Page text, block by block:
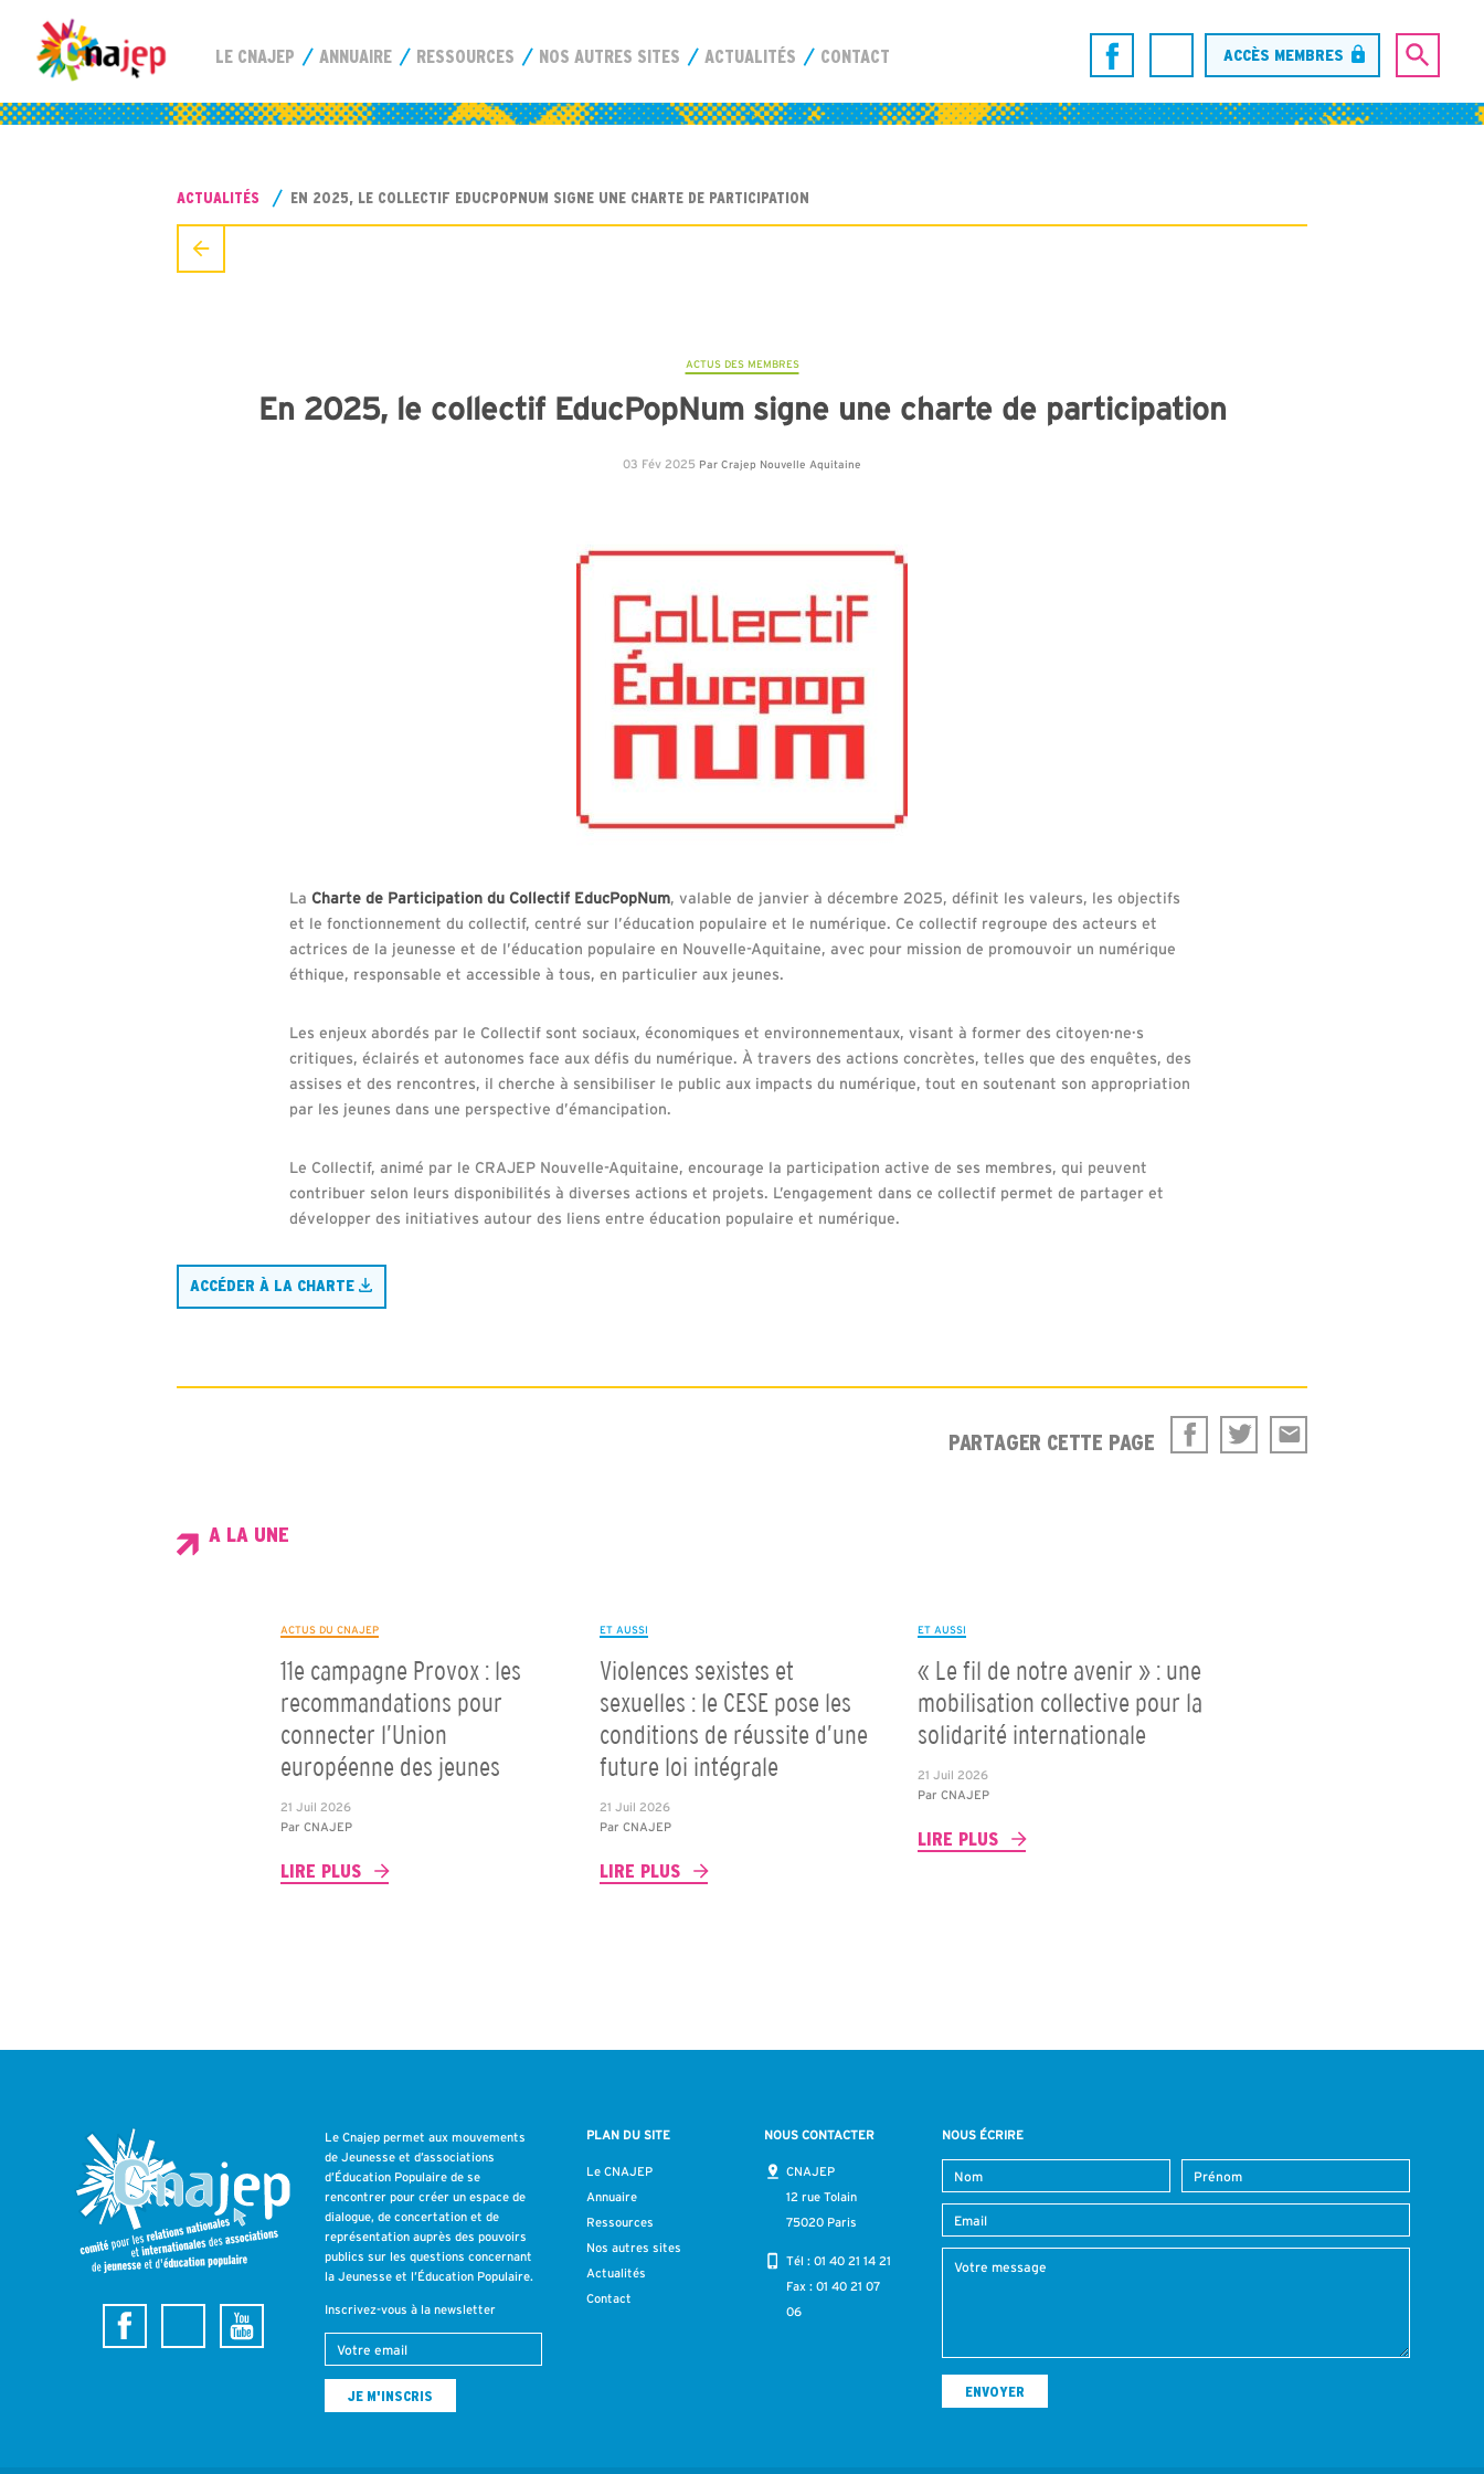
LE CNAJEP ANNUAIRE RESSOURCES NOS AUTRES SITES ACTUALITÉS CONTACT ACCÈS MEMBRES
ACTUALITÉS EN 2025, LE COLLECTIF EDUCPOPNUM SIGNE UNE CHARTE DE PARTICIPATION
ACTUS DES MEMBRES
En 2025, le collectif EducPopNum signe une charte de participation
03 Fév 2025 Par Crajep Nouvelle Aquitaine
LaCharte de Participation du Collectif EducPopNum, valable de janvier à décembre 2025, définit les valeurs, les objectifs
et le fonctionnement du collectif, centré sur l’éducation populaire et le numérique. Ce collectif regroupe des acteurs et
actrices de la jeunesse et de l’éducation populaire en Nouvelle-Aquitaine, avec pour mission de promouvoir un numérique
éthique, responsable et accessible à tous, en particulier aux jeunes.
Les enjeux abordés par le Collectif sont sociaux, économiques et environnementaux, visant à former des citoyen·ne·s
critiques, éclairés et autonomes face aux défis du numérique. À travers des actions concrètes, telles que des enquêtes, des
assises et des rencontres, il cherche à sensibiliser le public aux impacts du numérique, tout en soutenant son appropriation
par les jeunes dans une perspective d’émancipation.
Le Collectif, animé par le CRAJEP Nouvelle-Aquitaine, encourage la participation active de ses membres, qui peuvent
contribuer selon leurs disponibilités à diverses actions et projets. L’engagement dans ce collectif permet de partager et
développer des initiatives autour des liens entre éducation populaire et numérique.
ACCÉDER À LA CHARTE
PARTAGER CETTE PAGE
A LA UNE
ACTUS DU CNAJEP
11e campagne Provox : les
recommandations pour
connecter l’Union
européenne des jeunes
21 Juil 2026
ParCNAJEP
LIRE PLUS
ET AUSSI
Violences sexistes et
sexuelles : le CESE pose les
conditions de réussite d’une
future loi intégrale
21 Juil 2026
Par CNAJEP
LIRE PLUS
ET AUSSI
« Le fil de notre avenir » : une
mobilisation collective pour la
solidarité internationale
21 Juil 2026
ParCNAJEP
LIRE PLUS
Le Cnajep permet aux mouvements
de Jeunesse et d’associations
d’Éducation Populaire de se
rencontrer pour créer un espace de
dialogue, de concertation et de
représentation auprès des pouvoirs
publics sur les questions concernant
la Jeunesse et l’Éducation Populaire.
Inscrivez-vous à la newsletter
PLAN DU SITE
Le CNAJEP
Annuaire
Ressources
Nos autres sites
Actualités
Contact
NOUS CONTACTER
CNAJEP
12 rue Tolain
75020 Paris
Tél : 01 40 21 14 21
Fax : 01 40 21 07
06
NOUS ÉCRIRE